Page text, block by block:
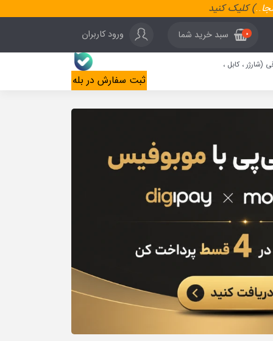
..) کلیک کنید
0 سبد خرید شما ورود کاربران
(شارژر ، کابل ،
ثبت سفارش در بله